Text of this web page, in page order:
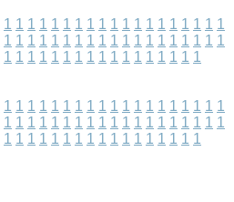
1 1 1 1 1 1 1 1 1 1 1 1 1 1 1 1 1 1 1
1 1 1 1 1 1 1 1 1 1 1 1 1 1 1 1 1 1 1
1 1 1 1 1 1 1 1 1 1 1 1 1 1 1 1 1
1 1 1 1 1 1 1 1 1 1 1 1 1 1 1 1 1 1 1
1 1 1 1 1 1 1 1 1 1 1 1 1 1 1 1 1 1 1
1 1 1 1 1 1 1 1 1 1 1 1 1 1 1 1 1